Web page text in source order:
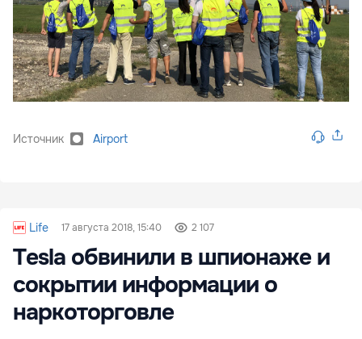
Источник Airport
Life 17 августа 2018, 15:40 2 107
Tesla обвинили в шпионаже и
сокрытии информации о
наркоторговле